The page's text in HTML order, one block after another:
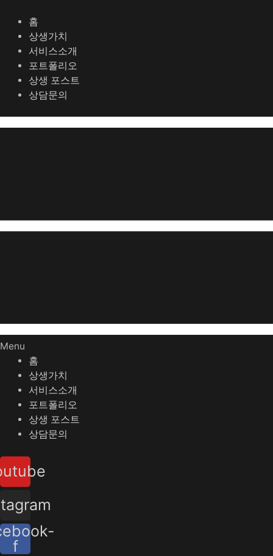
홈
상생가치
서비스소개
포트폴리오
상생 포스트
상담문의
Menu
홈
상생가치
서비스소개
포트폴리오
상생 포스트
상담문의
f